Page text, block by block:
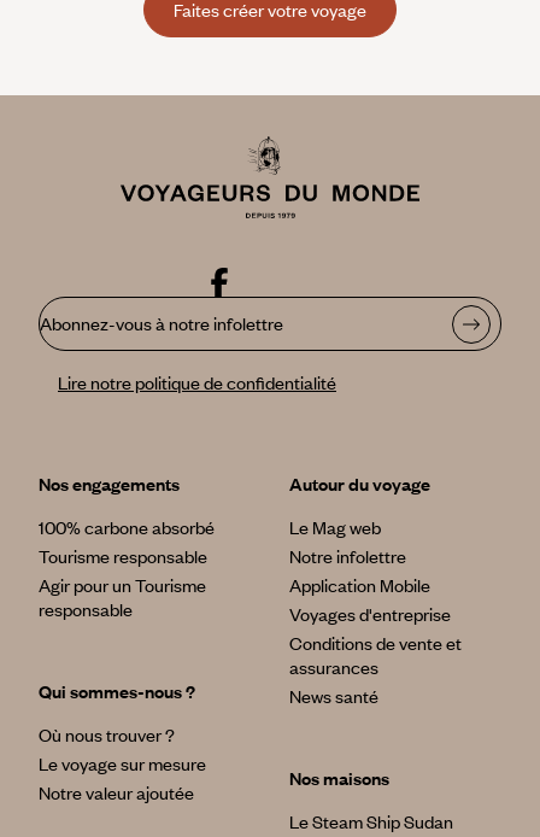
Faites créer votre voyage
Abonnez-vous à notre infolettre
Lire notre politique de confidentialité
Nos engagements
100% carbone absorbé
Tourisme responsable
Agir pour un Tourisme
responsable
Qui sommes-nous ?
Où nous trouver ?
Le voyage sur mesure
Notre valeur ajoutée
Autour du voyage
Le Mag web
Notre infolettre
Application Mobile
Voyages d'entreprise
Conditions de vente et
assurances
News santé
Nos maisons
Le Steam Ship Sudan